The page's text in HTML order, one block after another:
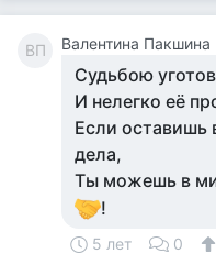
ВП Валентина Пакшина
Судьбою
И нелегко её
Если оставишь
дела,
Ты можешь в
!
5 лет 0